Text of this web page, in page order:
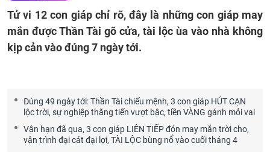
Tử vi 12 con giáp chỉ rõ, đây là những con giáp may
mắn được Thần Tài gõ cửa, tài lộc ùa vào nhà không
kịp cản vào đúng 7 ngày tới.
Đúng 49 ngày tới: Thần Tài chiếu mệnh, 3 con giáp HÚT CẠN
lộc trời, sự nghiệp thăng tiến vượt bậc, tiền VÀNG gánh mỏi vai
Vận hạn đã qua, 3 con giáp LIÊN TIẾP đón may mắn trời cho,
vận trình đại cát đại lợi, TÀI LỘC bùng nổ vào cuối tháng 4